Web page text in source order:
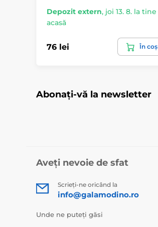
Depozit extern, joi 13. 8. la tine
acasă
76 lei În coș
Abonați-vă la newsletter
Aveți nevoie de sfat
Scrieți-ne oricând la
info@galamodino.ro
Unde ne puteți găsi